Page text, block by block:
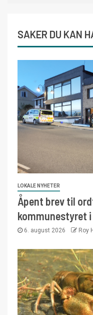
SAKER DU KAN
LOKALE NYHETER
Åpent brev til
kommunestyret
6. august 2026 Roy